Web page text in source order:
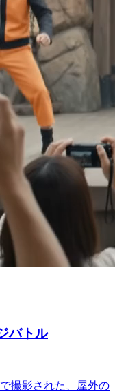
バトル
撮影された、屋外の